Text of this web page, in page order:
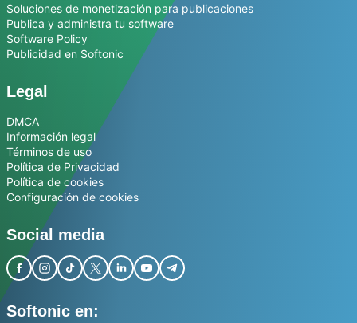
Soluciones de monetización para publicaciones
Publica y administra tu software
Software Policy
Publicidad en Softonic
Legal
DMCA
Información legal
Términos de uso
Política de Privacidad
Política de cookies
Configuración de cookies
Social media
Softonic en: